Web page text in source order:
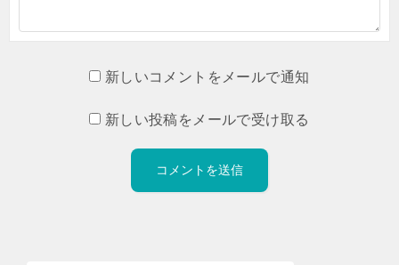
新しいコメントをメールで通知
新しい投稿をメールで受け取る